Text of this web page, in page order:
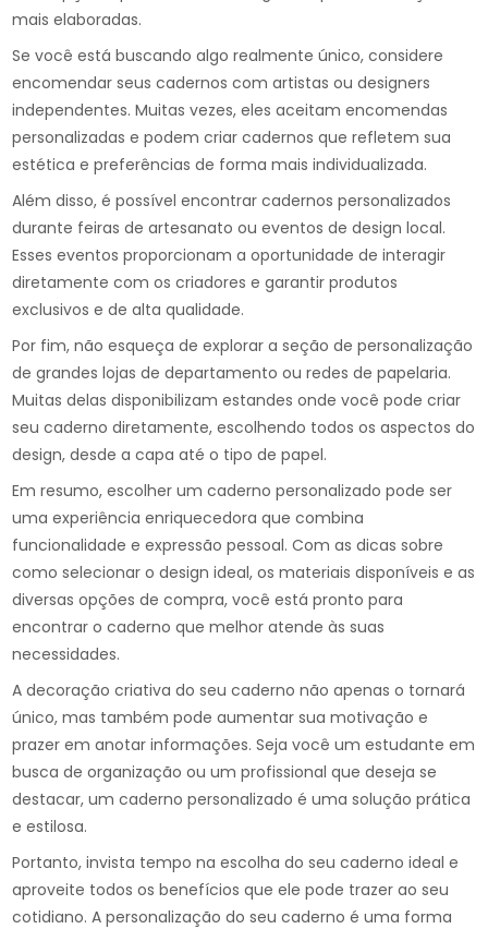
mais elaboradas.
Se você está buscando algo realmente único, considere
encomendar seus cadernos com artistas ou designers
independentes. Muitas vezes, eles aceitam encomendas
personalizadas e podem criar cadernos que refletem sua
estética e preferências de forma mais individualizada.
Além disso, é possível encontrar cadernos personalizados
durante feiras de artesanato ou eventos de design local.
Esses eventos proporcionam a oportunidade de interagir
diretamente com os criadores e garantir produtos
exclusivos e de alta qualidade.
Por fim, não esqueça de explorar a seção de personalização
de grandes lojas de departamento ou redes de papelaria.
Muitas delas disponibilizam estandes onde você pode criar
seu caderno diretamente, escolhendo todos os aspectos do
design, desde a capa até o tipo de papel.
Em resumo, escolher um caderno personalizado pode ser
uma experiência enriquecedora que combina
funcionalidade e expressão pessoal. Com as dicas sobre
como selecionar o design ideal, os materiais disponíveis e as
diversas opções de compra, você está pronto para
encontrar o caderno que melhor atende às suas
necessidades.
A decoração criativa do seu caderno não apenas o tornará
único, mas também pode aumentar sua motivação e
prazer em anotar informações. Seja você um estudante em
busca de organização ou um profissional que deseja se
destacar, um caderno personalizado é uma solução prática
e estilosa.
Portanto, invista tempo na escolha do seu caderno ideal e
aproveite todos os benefícios que ele pode trazer ao seu
cotidiano. A personalização do seu caderno é uma forma